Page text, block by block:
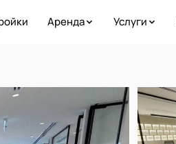
Аренда Услуги